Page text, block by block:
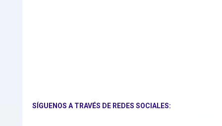
SÍGUENOS A TRAVÉS DE REDES SOCIALES: